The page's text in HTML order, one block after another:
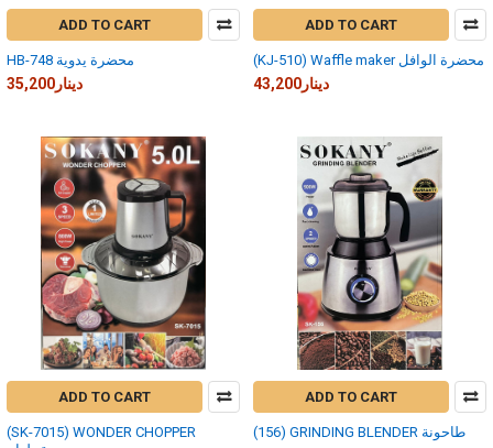
ADD TO CART
HB-748 محضرة يدوية
35,200دينار
ADD TO CART
(KJ-510) Waffle maker محضرة الوافل
43,200دينار
ADD TO CART
(SK-7015) WONDER CHOPPER
ADD TO CART
(156) GRINDING BLENDER طاحونة